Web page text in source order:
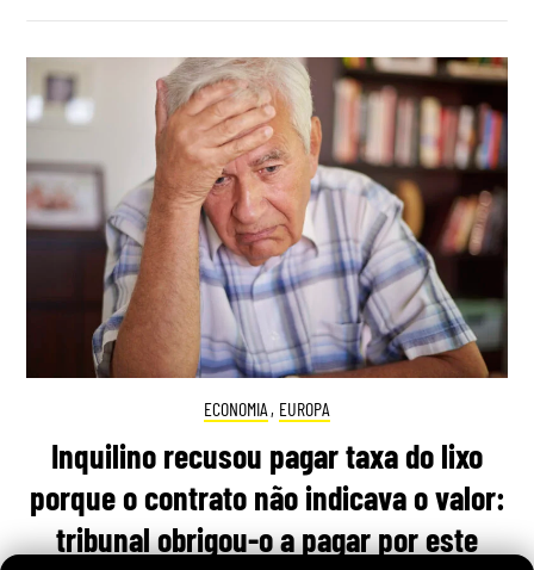
ECONOMIA , EUROPA
Inquilino recusou pagar taxa do lixo
porque o contrato não indicava o valor:
tribunal obrigou-o a pagar por este